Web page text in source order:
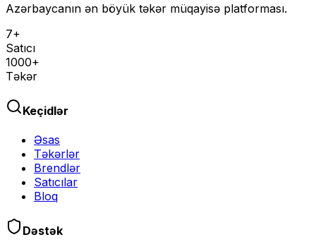
Azərbaycanın ən böyük təkər müqayisə platforması.
7+
Satıcı
1000+
Təkər
Keçidlər
Əsas
Təkərlər
Brendlər
Satıcılar
Bloq
Dəstək